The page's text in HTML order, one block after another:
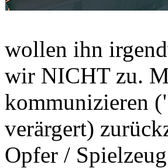
wollen ihn
wir NICHT zu.
kommunizieren
verärgert)
Opfer /